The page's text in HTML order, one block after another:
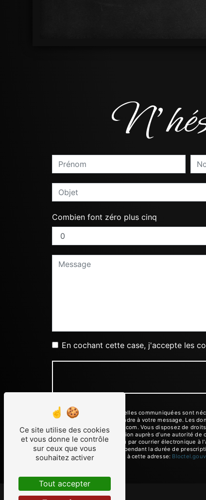
Combien font zéro plus cinq
En cochant cette case, j'accepte les
** Les données personnelles communiquées sont
dans le seul but de répondre à votre message. Les
cheztonton35190@gmail.com. Vous disposez de
d’introduire une réclamation auprès d’une autorité
Ferré, 35190 Tinténiac ou par courrier électronique à
de prise de contact puis pendant la durée de
téléphonique, disponible à cette adresse:
Ce site utilise des cookies
et vous donne le contrôle
sur ceux que vous
souhaitez activer
Tout accepter